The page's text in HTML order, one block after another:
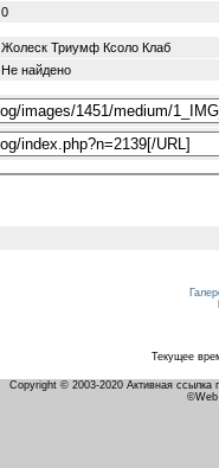
0
Жолеск Триумф Ксоло Клаб
Не найдено
Текущее
Copyright © 2003-2020 Активная ссылка